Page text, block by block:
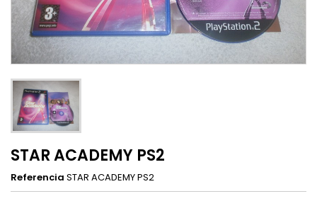
STAR ACADEMY PS2
Referencia STAR ACADEMY PS2